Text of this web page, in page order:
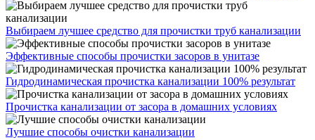
Выбираем лучшее средство для прочистки труб канализации
Эффективные способы прочистки засоров в унитазе
Гидродинамическая прочистка канализации 100% результат
Прочистка канализации от засора в домашних условиях
Лучшие способы очистки канализации